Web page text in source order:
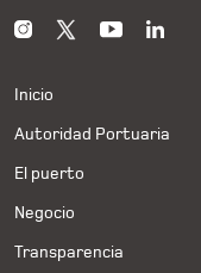
Inicio
Autoridad Portuaria
El puerto
Negocio
Transparencia